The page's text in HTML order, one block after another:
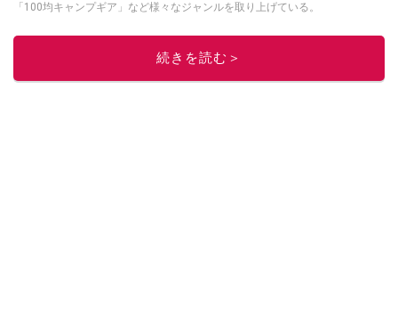
「100均キャンプギア」など様々なジャンルを取り上げている。
このイチオシストの他の記事を読む
続きを読む＞